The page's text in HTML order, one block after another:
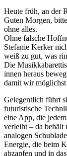
Heute früh, an der
Guten Morgen,
ohne alles.
Ohne falsche
Stefanie Kerker
weiß zu gut, was
Die
innen heraus
damit wir möglichst
Gelegentlich führt
futuristische
eine App, die
verleiht – da behält
analogen
Energie, die beim
abzapfen und in